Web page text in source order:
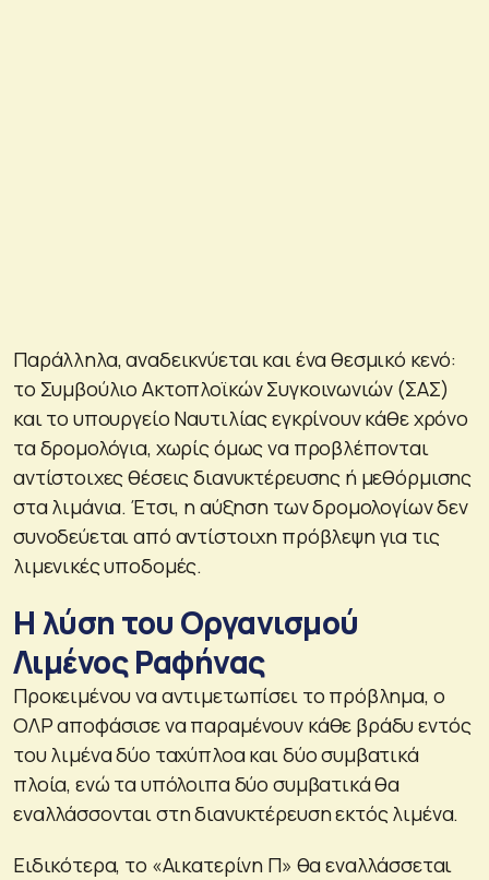
Παράλληλα, αναδεικνύεται και ένα θεσμικό κενό:
το Συμβούλιο Ακτοπλοϊκών Συγκοινωνιών (ΣΑΣ)
και το υπουργείο Ναυτιλίας εγκρίνουν κάθε χρόνο
τα δρομολόγια, χωρίς όμως να προβλέπονται
αντίστοιχες θέσεις διανυκτέρευσης ή μεθόρμισης
στα λιμάνια. Έτσι, η αύξηση των δρομολογίων δεν
συνοδεύεται από αντίστοιχη πρόβλεψη για τις
λιμενικές υποδομές.
Η λύση του Οργανισμού
Λιμένος Ραφήνας
Προκειμένου να αντιμετωπίσει το πρόβλημα, ο
ΟΛΡ αποφάσισε να παραμένουν κάθε βράδυ εντός
του λιμένα δύο ταχύπλοα και δύο συμβατικά
πλοία, ενώ τα υπόλοιπα δύο συμβατικά θα
εναλλάσσονται στη διανυκτέρευση εκτός λιμένα.
Ειδικότερα, το «Αικατερίνη Π» θα εναλλάσσεται